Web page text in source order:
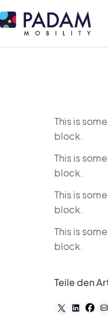
This is
block.
This is
block.
This is
block.
This is
block.
Teile den